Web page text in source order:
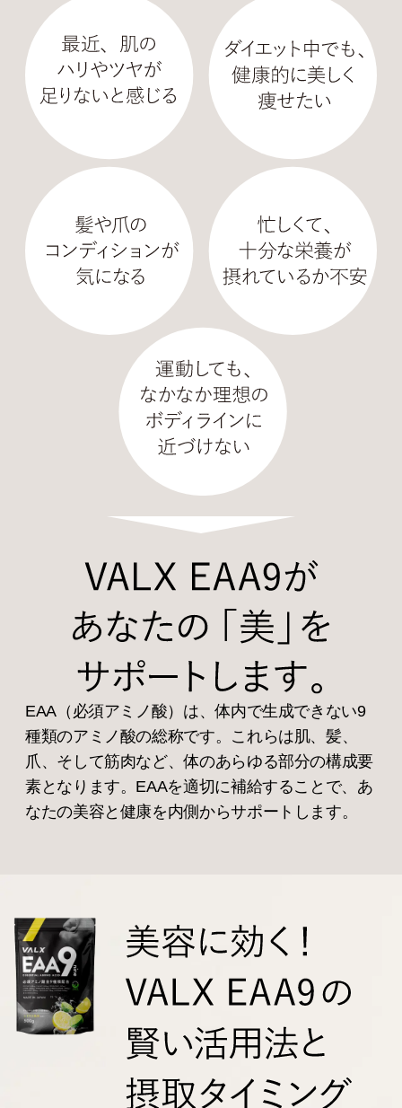
EAA（必須アミノ酸）は、体内で生成できない9
種類のアミノ酸の総称です。これらは肌、髪、
爪、そして筋肉など、体のあらゆる部分の構成要
素となります。EAAを適切に補給することで、あ
なたの美容と健康を内側からサポートします。